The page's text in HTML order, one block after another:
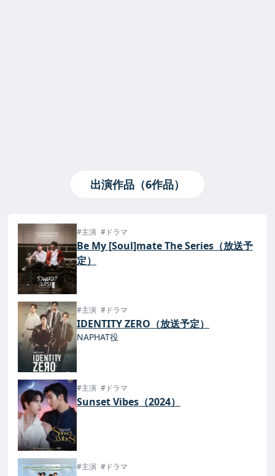
出演作品（6作品）
#主演 #ドラマ
Be My [Soul]mate The Series（放送予
定）
#主演 #ドラマ
IDENTITY ZERO（放送予定）
NAPHAT役
#主演 #ドラマ
Sunset Vibes（2024）
#主演 #ドラマ